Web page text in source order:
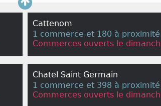
Cattenom
1 commerce et 180 à proximité
Commerces ouverts le
Chatel Saint Germain
1 commerce et 398 à proximité
Commerces ouverts le